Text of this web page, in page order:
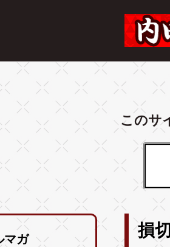
このサ
マガ
損